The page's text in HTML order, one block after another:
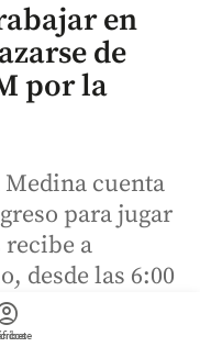
en
de
por la
Medina cuenta
para jugar
recibe a
desde las 6:00